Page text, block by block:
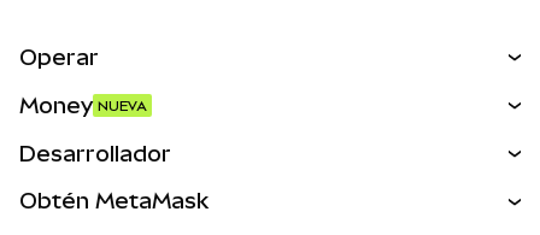
Operar
Activos del mundo real
Money NUEVA
Desarrollador
Obtén MetaMask